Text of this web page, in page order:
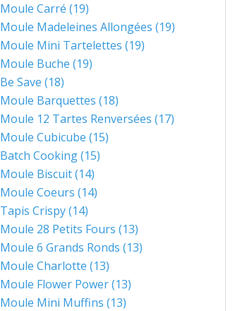
Moule Carré (19)
Moule Madeleines Allongées (19)
Moule Mini Tartelettes (19)
Moule Buche (19)
Be Save (18)
Moule Barquettes (18)
Moule 12 Tartes Renversées (17)
Moule Cubicube (15)
Batch Cooking(15)
Moule Biscuit(14)
Moule Coeurs (14)
Tapis Crispy(14)
Moule 28 Petits Fours (13)
Moule 6 Grands Ronds (13)
Moule Charlotte (13)
Moule Flower Power(13)
Moule Mini Muffins (13)